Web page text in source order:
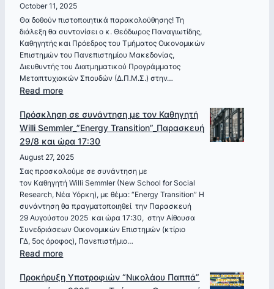
στα
Οικονομικά„
–
Πέμπτη,
12
Μαρτίου
2026
October 11, 2025
Θα δοθούν πιστοποιητικά παρακολούθησης! Τη
διάλεξη θα συντονίσει ο κ. Θεόδωρος Παναγιωτίδης,
Καθηγητής και Πρόεδρος του Τμήματος Οικονομικών
Επιστημών του Πανεπιστημίου Μακεδονίας,
Διευθυντής του Διατμηματικού Προγράμματος
Μεταπτυχιακών Σπουδών (Δ.Π.Μ.Σ.) στην…
Read more:
Διάλεξη
με
τον
Καθηγητή
Τάσο
Γιαννίτση:
“
Ελλάδα
1953-
2024
–
και
Πρόσκληση σε συνάντηση με τον Καθηγητή
Willi Semmler_”Energy Transition”_Παρασκευή
29/8 και ώρα 17:30
August 27, 2025
Σας προσκαλούμε σε συνάντηση με
τον Καθηγητή Willi Semmler (New School for Social
Research, Νέα Υόρκη), με θέμα: “Energy Transition” Η
συνάντηση θα πραγματοποιηθεί την Παρασκευή
29 Αυγούστου 2025 και ώρα 17:30, στην Αίθουσα
Συνεδριάσεων Οικονομικών Επιστημών (κτίριο
ΓΔ, 5ος όροφος), Πανεπιστήμιο…
Read more:
σε
Προκήρυξη Υποτροφιών “Νικολάου Παππά”